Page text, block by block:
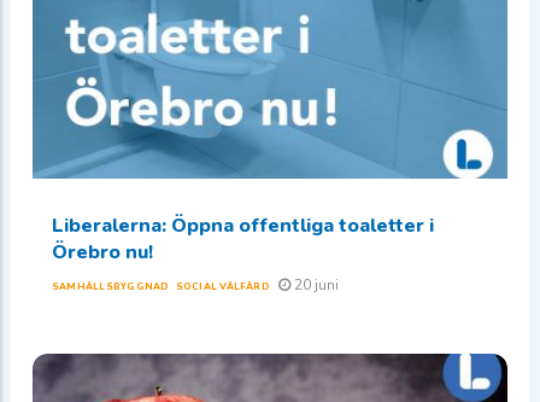
Liberalerna: Öppna offentliga toaletter i
Örebro nu!
SAMHÄLLSBYGGNAD SOCIAL VÄLFÄRD 20 juni